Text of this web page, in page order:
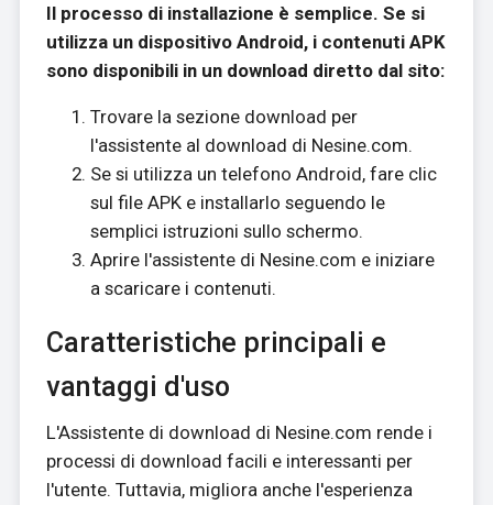
Il processo di installazione è semplice. Se si
utilizza un dispositivo Android, i contenuti APK
sono disponibili in un download diretto dal sito:
Trovare la sezione download per
l'assistente al download di Nesine.com.
Se si utilizza un telefono Android, fare clic
sul file APK e installarlo seguendo le
semplici istruzioni sullo schermo.
Aprire l'assistente di Nesine.com e iniziare
a scaricare i contenuti.
Caratteristiche principali e
vantaggi d'uso
L'Assistente di download di Nesine.com rende i
processi di download facili e interessanti per
l'utente. Tuttavia, migliora anche l'esperienza